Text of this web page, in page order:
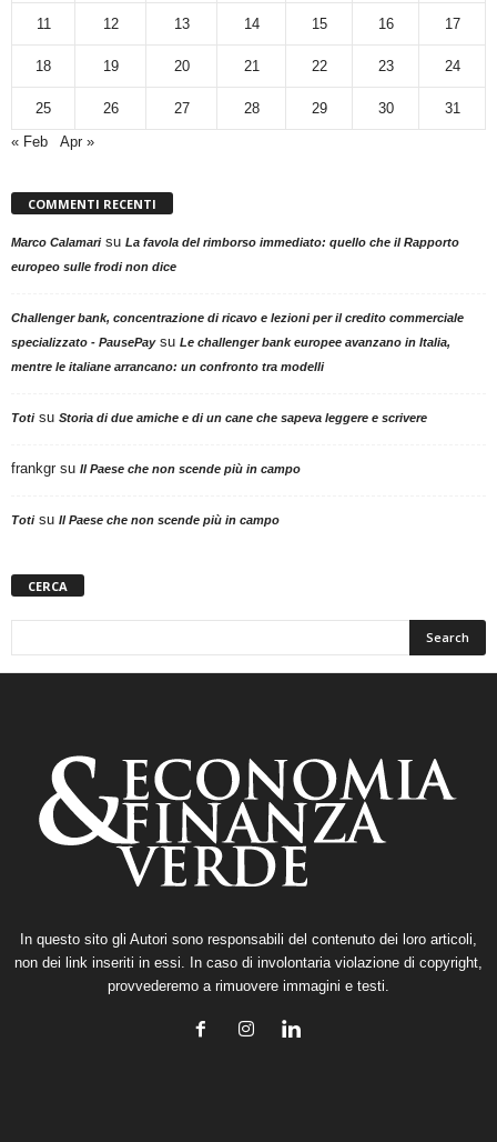
11 12 13 14 15 16 17
18 19 20 21 22 23 24
25 26 27 28 29 30
31
« Feb
Apr »
COMMENTI RECENTI
Marco Calamarisu La favola del rimborso immediato: quello che il Rapporto
europeo sulle frodi non dice
Challenger bank, concentrazione di ricavo e lezioni per il credito commerciale
specializzato - PausePaysu Le challenger bank europee avanzano in Italia,
mentre le italiane arrancano: un confronto tra modelli
Totisu Storia di due amiche e di un cane che sapeva leggere e scrivere
frankgr su Il Paese che non scende più in campo
Totisu Il Paese che non scende più in campo
CERCA
In questo sito gli Autori sono responsabili del contenuto dei loro articoli,
non dei link inseriti in essi. In caso di involontaria violazione di copyright,
provvederemo a rimuovere immagini e testi.